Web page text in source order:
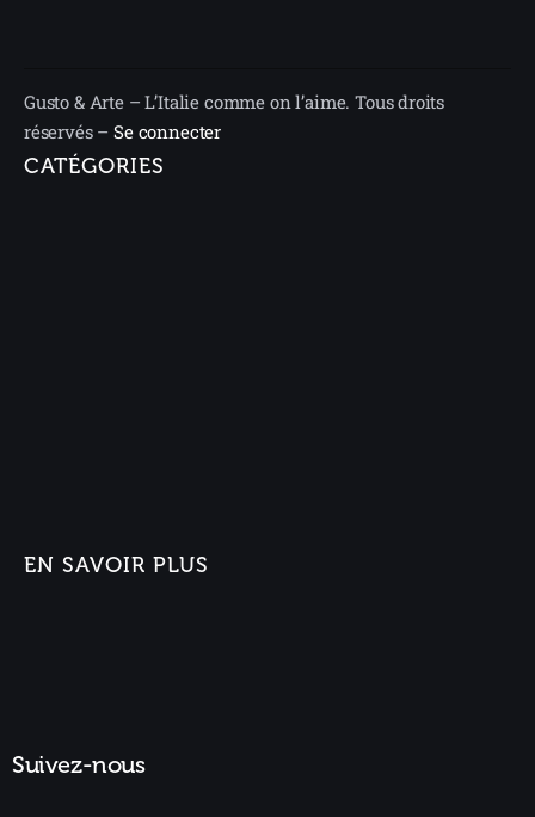
Gusto & Arte – L’Italie comme on l’aime. Tous droits
réservés –Se connecter
CATÉGORIES
EN SAVOIR PLUS
Suivez-nous